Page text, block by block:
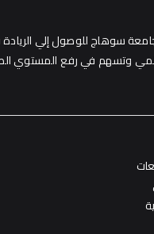
سوهاج للوصول إلي الريادة
وتسهم في رفع المستوي